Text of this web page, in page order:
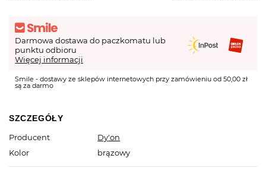
Darmowa dostawa do paczkomatu lub
punktu odbioru
Więcej informacji
Smile - dostawy ze sklepów internetowych przy zamówieniu od 50,00 zł
są za darmo
SZCZEGÓŁY
Producent
Dy'on
Kolor
brązowy